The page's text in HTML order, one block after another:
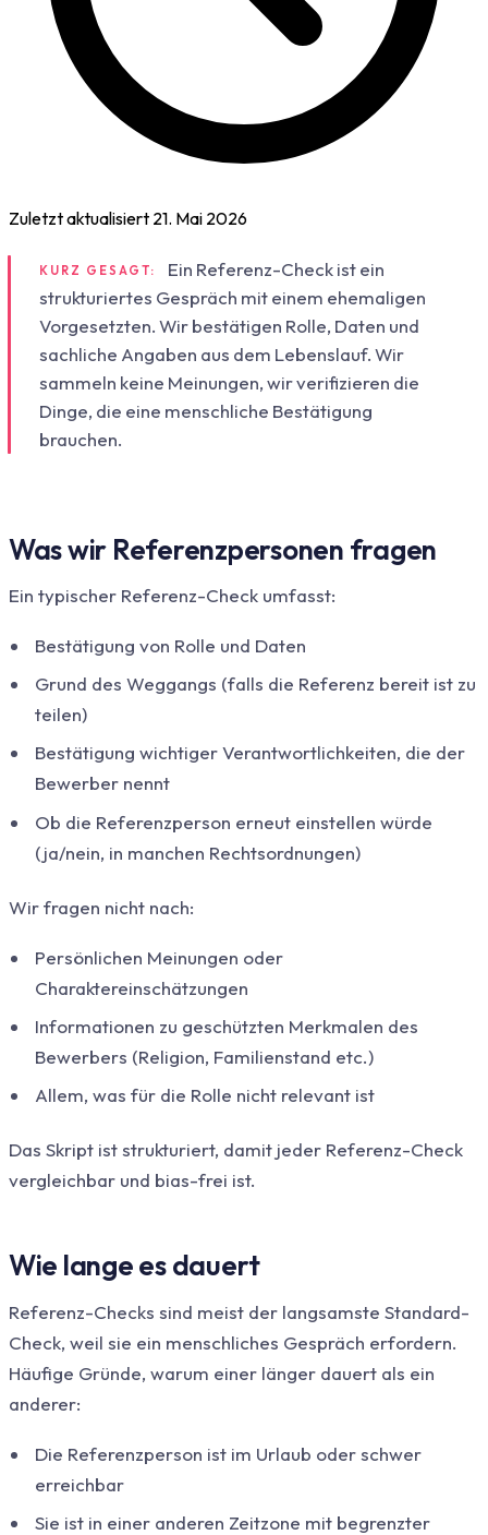
Zuletzt aktualisiert 21. Mai 2026
KURZ GESAGT:
Ein Referenz-Check ist ein
strukturiertes Gespräch mit einem ehemaligen
Vorgesetzten. Wir bestätigen Rolle, Daten und
sachliche Angaben aus dem Lebenslauf. Wir
sammeln keine Meinungen, wir verifizieren die
Dinge, die eine menschliche Bestätigung
brauchen.
Was wir Referenzpersonen fragen
Ein typischer Referenz-Check umfasst:
Bestätigung von Rolle und Daten
Grund des Weggangs (falls die Referenz bereit ist zu
teilen)
Bestätigung wichtiger Verantwortlichkeiten, die der
Bewerber nennt
Ob die Referenzperson erneut einstellen würde
(ja/nein, in manchen Rechtsordnungen)
Wir fragen nicht nach:
Persönlichen Meinungen oder
Charaktereinschätzungen
Informationen zu geschützten Merkmalen des
Bewerbers (Religion, Familienstand etc.)
Allem, was für die Rolle nicht relevant ist
Das Skript ist strukturiert, damit jeder Referenz-Check
vergleichbar und bias-frei ist.
Wie lange es dauert
Referenz-Checks sind meist der langsamste Standard-
Check, weil sie ein menschliches Gespräch erfordern.
Häufige Gründe, warum einer länger dauert als ein
anderer:
Die Referenzperson ist im Urlaub oder schwer
erreichbar
Sie ist in einer anderen Zeitzone mit begrenzter